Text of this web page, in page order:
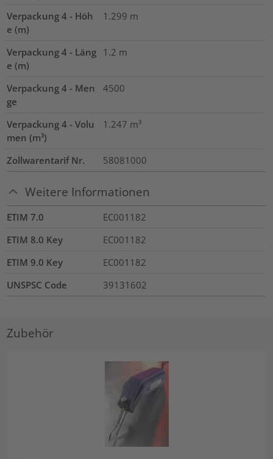
Verpackung 4 - Höh
e (m)
1.299 m
Verpackung 4 - Läng
e (m)
1.2 m
Verpackung 4 - Men
ge
4500
Verpackung 4 - Volu
men (m³)
1.247 m³
Zollwarentarif Nr. 58081000
Weitere Informationen
ETIM 7.0
EC001182
ETIM 8.0 Key
EC001182
ETIM 9.0 Key
EC001182
UNSPSC Code
39131602
Zubehör